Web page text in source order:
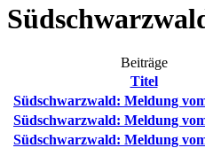
Beiträge
Titel
Südschwarzwald: Meldung
Südschwarzwald: Meldung
Südschwarzwald: Meldung